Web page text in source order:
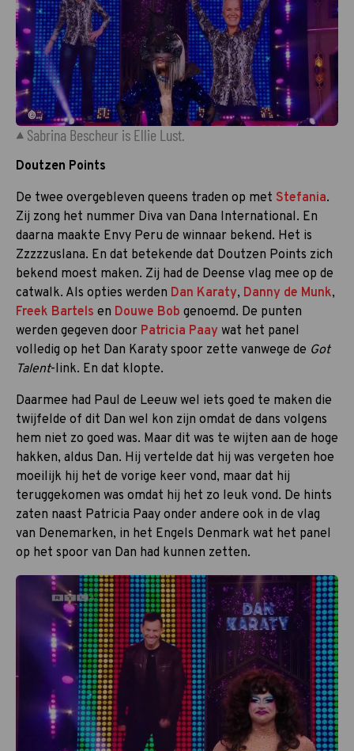
©
Sabrina Bescheur is Ellie Lust.
Doutzen Points
De twee overgebleven queens traden op met Stefania.
Zij zong het nummer Diva van Dana International. En
daarna maakte Envy Peru de winnaar bekend. Het is
Zzzzzuslana. En dat betekende dat Doutzen Points zich
bekend moest maken. Zij had de Deense vlag mee op de
catwalk. Als opties werden Dan Karaty, Danny de Munk,
Freek Bartels en Douwe Bob genoemd. De punten
werden gegeven door Patricia Paay wat het panel
volledig op het Dan Karaty spoor zette vanwege de Got
Talent-link. En dat klopte.
Daarmee had Paul de Leeuw wel iets goed te maken die
twijfelde of dit Dan wel kon zijn omdat de dans volgens
hem niet zo goed was. Maar dit was te wijten aan de hoge
hakken, aldus Dan. Hij vertelde dat hij was vergeten hoe
moeilijk hij het de vorige keer vond, maar dat hij
teruggekomen was omdat hij het zo leuk vond. De hints
zaten naast Patricia Paay onder andere ook in de vlag
van Denemarken, in het Engels Denmark wat het panel
op het spoor van Dan had kunnen zetten.